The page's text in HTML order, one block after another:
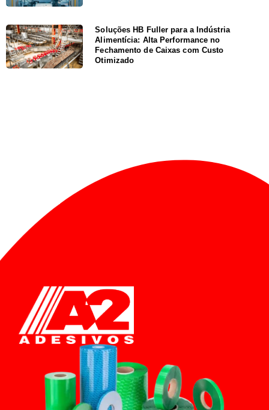
Soluções HB Fuller para a Indústria
Alimentícia: Alta Performance no
Fechamento de Caixas com Custo
Otimizado